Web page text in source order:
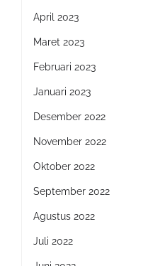
April 2023
Maret 2023
Februari 2023
Januari 2023
Desember 2022
November 2022
Oktober 2022
September 2022
Agustus 2022
Juli 2022